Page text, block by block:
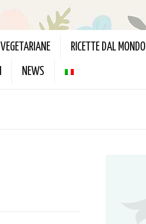
VEGETARIANE RICETTE DAL MONDO
NEWS